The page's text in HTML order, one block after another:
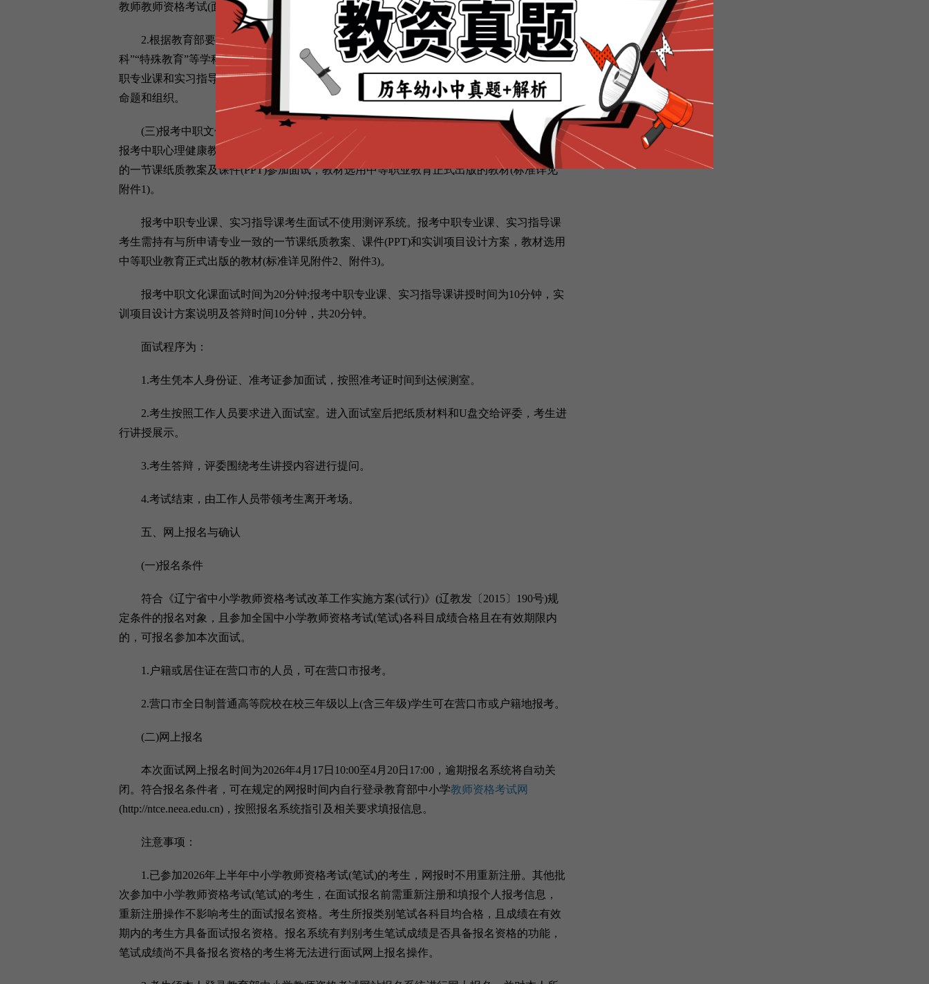
教师教师资格考试(面试)的考生面试时，需加试专业知识概述。
2.根据教育部要求新增部分学科。其中小学类别增设“心理健康教育”“信息技术”“小学全
科”“特殊教育”等学科;初中、高中类别增设“心理健康教育”“日语”“俄语”“特殊教育”等学科;中
职专业课和实习指导课类别使用《中等职业教育专业目录》。具体面试由营口市教育局自行
命题和组织。
(三)报考中职文化课(除中职心理健康教育、日语、俄语外)考生面试使用测评系统抽题。
报考中职心理健康教育、日语、俄语3个学科的中职文化课考生需持有与所申请任教学科一致
的一节课纸质教案及课件(PPT)参加面试，教材选用中等职业教育正式出版的教材(标准详见
附件1)。
报考中职专业课、实习指导课考生面试不使用测评系统。报考中职专业课、实习指导课
考生需持有与所申请专业一致的一节课纸质教案、课件(PPT)和实训项目设计方案，教材选用
中等职业教育正式出版的教材(标准详见附件2、附件3)。
报考中职文化课面试时间为20分钟;报考中职专业课、实习指导课讲授时间为10分钟，实
训项目设计方案说明及答辩时间10分钟，共20分钟。
面试程序为：
1.考生凭本人身份证、准考证参加面试，按照准考证时间到达候测室。
2.考生按照工作人员要求进入面试室。进入面试室后把纸质材料和U盘交给评委，考生进
行讲授展示。
3.考生答辩，评委围绕考生讲授内容进行提问。
4.考试结束，由工作人员带领考生离开考场。
五、网上报名与确认
(一)报名条件
符合《辽宁省中小学教师资格考试改革工作实施方案(试行)》(辽教发〔2015〕190号)规
定条件的报名对象，且参加全国中小学教师资格考试(笔试)各科目成绩合格且在有效期限内
的，可报名参加本次面试。
1.户籍或居住证在营口市的人员，可在营口市报考。
2.营口市全日制普通高等院校在校三年级以上(含三年级)学生可在营口市或户籍地报考。
(二)网上报名
本次面试网上报名时间为2026年4月17日10:00至4月20日17:00，逾期报名系统将自动关
闭。符合报名条件者，可在规定的网报时间内自行登录教育部中小学教师资格考试网
(http://ntce.neea.edu.cn)，按照报名系统指引及相关要求填报信息。
注意事项：
1.已参加2026年上半年中小学教师资格考试(笔试)的考生，网报时不用重新注册。其他批
次参加中小学教师资格考试(笔试)的考生，在面试报名前需重新注册和填报个人报考信息，
重新注册操作不影响考生的面试报名资格。考生所报类别笔试各科目均合格，且成绩在有效
期内的考生方具备面试报名资格。报名系统有判别考生笔试成绩是否具备报名资格的功能，
笔试成绩尚不具备报名资格的考生将无法进行面试网上报名操作。